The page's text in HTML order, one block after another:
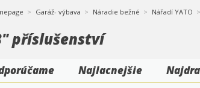
Garáž- výbava Náradie bežné Nářadí YATO
příslušenství
Najlacnejšie